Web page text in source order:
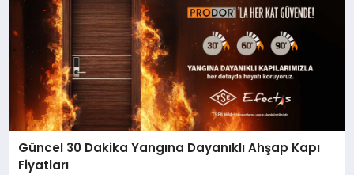
Güncel 30 Dakika Yangına Dayanıklı Ahşap Kapı
Fiyatları